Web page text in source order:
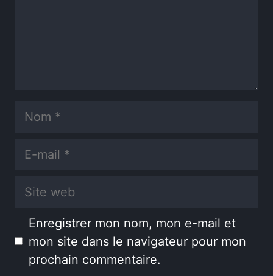
Nom
E-
Site
Enregistrer mon nom, mon e-mail et
mon site dans le navigateur pour mon
prochain commentaire.